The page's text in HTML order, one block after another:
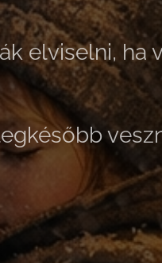
elviselni, ha